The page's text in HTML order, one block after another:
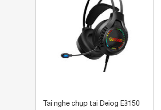
Tai nghe chụp tai Deiog E8150